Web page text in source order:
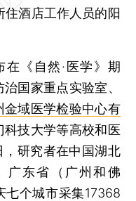
住酒店工作人员的阳
《自然·医学》期
国家重点实验室、
金域医学检验中心有
技大学等高校和医
研究者在中国湖北
广东省（广州和佛
七个城市采集17368